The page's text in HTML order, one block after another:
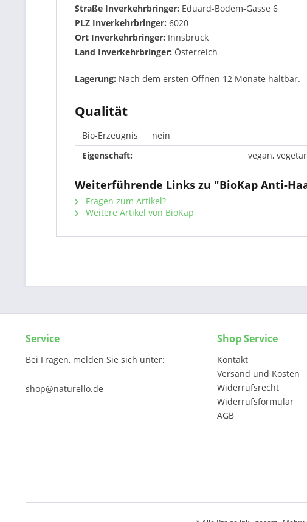
Straße Inverkehrbringer: Eduard-Bodem-Gasse 6
PLZ Inverkehrbringer: 6020
Ort Inverkehrbringer: Innsbruck
Land Inverkehrbringer: Österreich
Lagerung: Nach dem ersten Öffnen 12 Monate haltbar.
Qualität
Bio-Erzeugnis
nein
Eigenschaft:
vegan,
Weiterführende Links zu "BioKap Anti-
Fragen zum Artikel?
Weitere Artikel von BioKap
Service
Bei Fragen, melden Sie sich unter:
shop@naturello.de
Shop Service
Kontakt
Versand und Kosten
Widerrufsrecht
Widerrufsformular
AGB